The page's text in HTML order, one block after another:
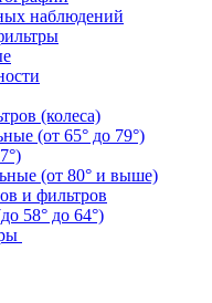
наблюдений
(колеса)
(от 65° до 79°)
(от 80° и выше)
и фильтров
58° до 64°)